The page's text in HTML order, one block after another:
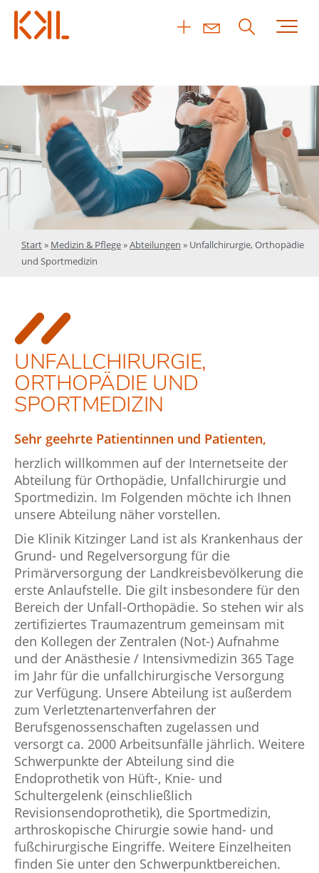
Start» Medizin & Pflege»Abteilungen » Unfallchirurgie, Orthopädie
und Sportmedizin
UNFALLCHIRURGIE,
ORTHOPÄDIE UND
SPORTMEDIZIN
Sehr geehrte Patientinnen und Patienten,
herzlich willkommen auf der Internetseite der
Abteilung für Orthopädie, Unfallchirurgie und
Sportmedizin. Im Folgenden möchte ich Ihnen
unsere Abteilung näher vorstellen.
Die Klinik Kitzinger Land ist als Krankenhaus der
Grund- und Regelversorgung für die
Primärversorgung der Landkreisbevölkerung die
erste Anlaufstelle. Die gilt insbesondere für den
Bereich der Unfall-Orthopädie. So stehen wir als
zertifiziertes Traumazentrum gemeinsam mit
den Kollegen der Zentralen (Not-) Aufnahme
und der Anästhesie / Intensivmedizin 365 Tage
im Jahr für die unfallchirurgische Versorgung
zur Verfügung. Unsere Abteilung ist außerdem
zum Verletztenartenverfahren der
Berufsgenossenschaften zugelassen und
versorgt ca. 2000 Arbeitsunfälle jährlich. Weitere
Schwerpunkte der Abteilung sind die
Endoprothetik von Hüft-, Knie- und
Schultergelenk (einschließlich
Revisionsendoprothetik), die Sportmedizin,
arthroskopische Chirurgie sowie hand- und
fußchirurgische Eingriffe. Weitere Einzelheiten
finden Sie unter den Schwerpunktbereichen.